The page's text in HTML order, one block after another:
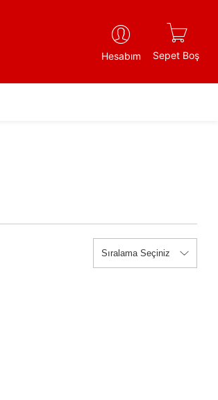
Hesabım Sepet Boş